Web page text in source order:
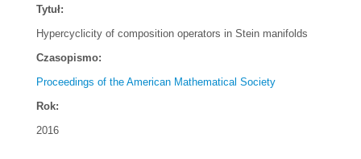
Tytuł:
Hypercyclicity of composition operators in Stein manifolds
Czasopismo:
Proceedings of the American Mathematical Society
Rok:
2016